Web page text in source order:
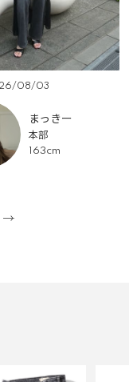
08/03
まっきー
本部
163cm